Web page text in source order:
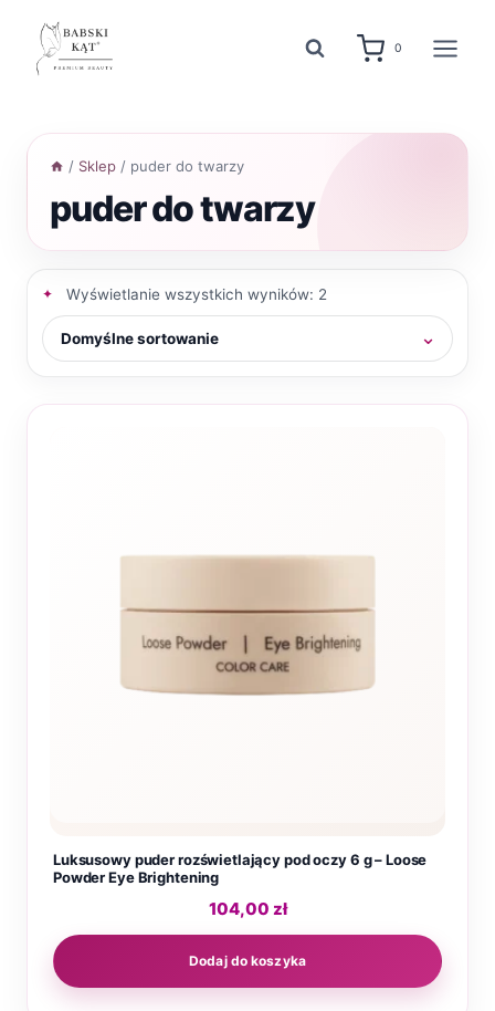
treści
0
/ Sklep / puder do twarzy
puder do twarzy
Wyświetlanie wszystkich wyników: 2
Luksusowy puder rozświetlający pod oczy 6 g – Loose
Powder Eye Brightening
104,00 zł
Dodaj do koszyka